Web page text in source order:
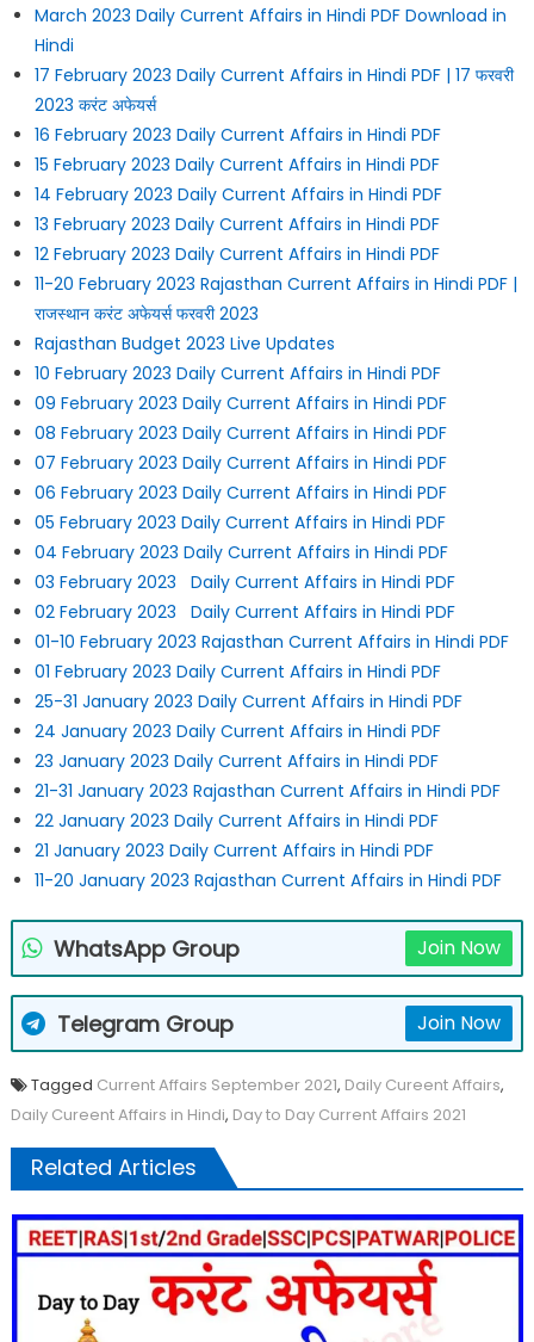
March 2023 Daily Current Affairs in Hindi PDF Download in
Hindi
17 February 2023 Daily Current Affairs in Hindi PDF | 17 फरवरी
2023 करंट अफेयर्स
16 February 2023 Daily Current Affairs in Hindi PDF
15 February 2023 Daily Current Affairs in Hindi PDF
14 February 2023 Daily Current Affairs in Hindi PDF
13 February 2023 Daily Current Affairs in Hindi PDF
12 February 2023 Daily Current Affairs in Hindi PDF
11-20 February 2023 Rajasthan Current Affairs in Hindi PDF |
राजस्थान करंट अफेयर्स फरवरी 2023
Rajasthan Budget 2023 Live Updates
10 February 2023 Daily Current Affairs in Hindi PDF
09 February 2023 Daily Current Affairs in Hindi PDF
08 February 2023 Daily Current Affairs in Hindi PDF
07 February 2023 Daily Current Affairs in Hindi PDF
06 February 2023 Daily Current Affairs in Hindi PDF
05 February 2023 Daily Current Affairs in Hindi PDF
04 February 2023 Daily Current Affairs in Hindi PDF
03 February 2023 Daily Current Affairs in Hindi PDF
02 February 2023 Daily Current Affairs in Hindi PDF
01-10 February 2023 Rajasthan Current Affairs in Hindi PDF
01 February 2023 Daily Current Affairs in Hindi PDF
25-31 January 2023 Daily Current Affairs in Hindi PDF
24 January 2023 Daily Current Affairs in Hindi PDF
23 January 2023 Daily Current Affairs in Hindi PDF
21-31 January 2023 Rajasthan Current Affairs in Hindi PDF
22 January 2023 Daily Current Affairs in Hindi PDF
21 January 2023 Daily Current Affairs in Hindi PDF
11-20 January 2023 Rajasthan Current Affairs in Hindi PDF
WhatsApp Group Join Now
Telegram Group Join Now
Tagged Current Affairs September 2021, Daily Cureent Affairs,
Daily Cureent Affairs in Hindi, Day to Day Current Affairs 2021
Related Articles